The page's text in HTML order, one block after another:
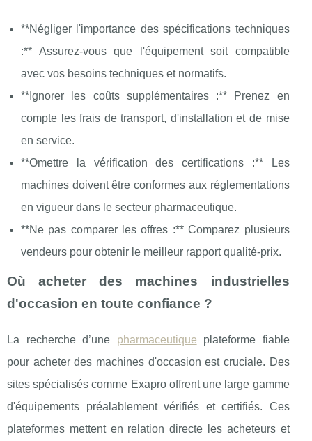
**Négliger l'importance des spécifications techniques
:** Assurez-vous que l'équipement soit compatible
avec vos besoins techniques et normatifs.
**Ignorer les coûts supplémentaires :** Prenez en
compte les frais de transport, d'installation et de mise
en service.
**Omettre la vérification des certifications :** Les
machines doivent être conformes aux réglementations
en vigueur dans le secteur pharmaceutique.
**Ne pas comparer les offres :** Comparez plusieurs
vendeurs pour obtenir le meilleur rapport qualité-prix.
Où acheter des machines industrielles
d'occasion en toute confiance ?
La recherche d’une pharmaceutique plateforme fiable
pour acheter des machines d'occasion est cruciale. Des
sites spécialisés comme Exapro offrent une large gamme
d'équipements préalablement vérifiés et certifiés. Ces
plateformes mettent en relation directe les acheteurs et